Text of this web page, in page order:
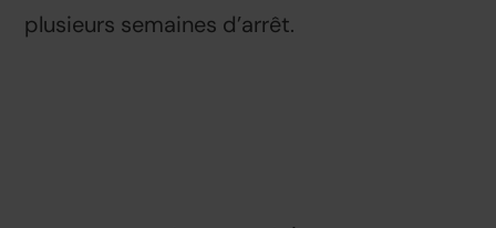
plusieurs semaines d’arrêt.